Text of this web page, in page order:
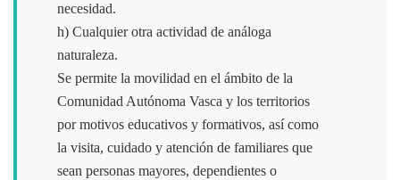
necesidad.
h) Cualquier otra actividad de análoga
naturaleza.
Se permite la movilidad en el ámbito de la
Comunidad Autónoma Vasca y los territorios
por motivos educativos y formativos, así como
la visita, cuidado y atención de familiares que
sean personas mayores, dependientes o